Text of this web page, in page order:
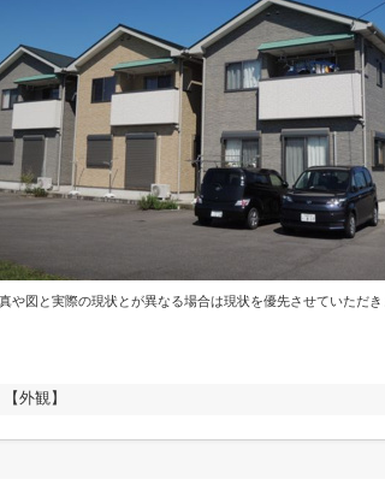
や図と実際の現状とが異なる場合は現状を優先させていただき
【外観】